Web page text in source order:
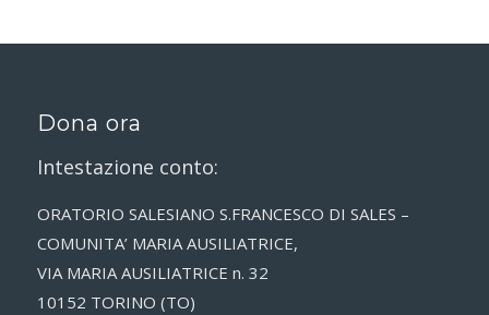
Dona ora
Intestazione conto:
ORATORIO SALESIANO S.FRANCESCO DI SALES –
COMUNITA’ MARIA AUSILIATRICE,
VIA MARIA AUSILIATRICE n. 32
10152 TORINO (TO)